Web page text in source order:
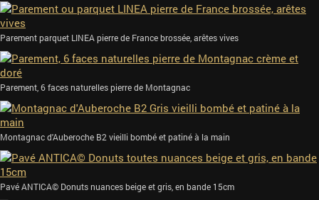
Parement parquet LINEA pierre de France brossée, arêtes vives
Parement, 6 faces naturelles pierre de Montagnac
Montagnac d'Auberoche B2 vieilli bombé et patiné à la main
Pavé ANTICA© Donuts nuances beige et gris, en bande 15cm